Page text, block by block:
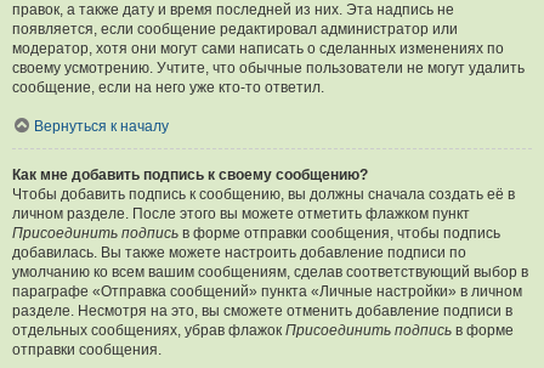
правок, а также дату и время последней из них. Эта надпись не
появляется, если сообщение редактировал администратор или
модератор, хотя они могут сами написать о сделанных изменениях по
своему усмотрению. Учтите, что обычные пользователи не могут удалить
сообщение, если на него уже кто-то ответил.
Вернуться к началу
Как мне добавить подпись к своему сообщению?
Чтобы добавить подпись к сообщению, вы должны сначала создать её в
личном разделе. После этого вы можете отметить флажком пункт
Присоединить подпись в форме отправки сообщения, чтобы подпись
добавилась. Вы также можете настроить добавление подписи по
умолчанию ко всем вашим сообщениям, сделав соответствующий выбор в
параграфе «Отправка сообщений» пункта «Личные настройки» в личном
разделе. Несмотря на это, вы сможете отменить добавление подписи в
отдельных сообщениях, убрав флажок Присоединить подпись в форме
отправки сообщения.